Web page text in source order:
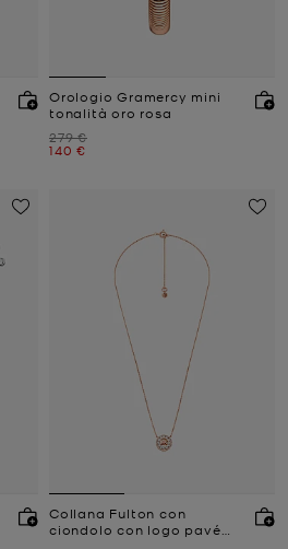
Orologio Gramercy mini
tonalità oro rosa
Prezzo iniziale
279 €
Prezzo attuale
140 €
Collana Fulton con
ciondolo con logo pavé